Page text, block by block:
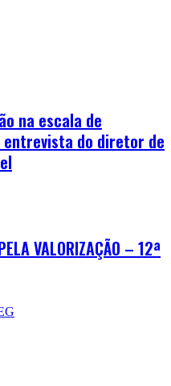
na escala de
entrevista do diretor de
VALORIZAÇÃO – 12ª